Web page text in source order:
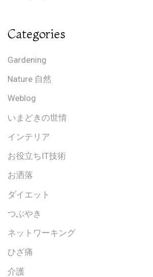
Categories
Gardening
Nature 自然
Weblog
いまどきの世情
インテリア
お役立ちIT技術
お洒落
ダイエット
つぶやき
ネットワーキング
ひざ痛
介護